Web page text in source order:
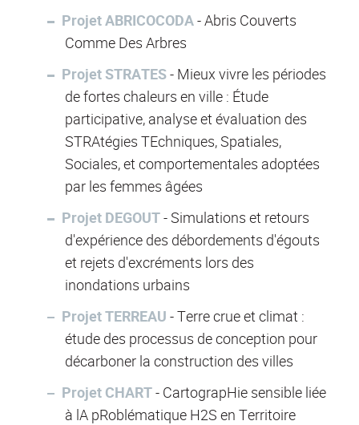
Projet ABRICOCODA- Abris Couverts
Comme Des Arbres
Projet STRATES- Mieux vivre les périodes
de fortes chaleurs en ville : Étude
participative, analyse et évaluation des
STRAtégies TEchniques, Spatiales,
Sociales, et comportementales adoptées
par les femmes âgées
Projet DEGOUT- Simulations et retours
d'expérience des débordements d'égouts
et rejets d'excréments lors des
inondations urbains
Projet TERREAU - Terre crue et climat :
étude des processus de conception pour
décarboner la construction des villes
Projet CHART- CartograpHie sensible liée
à lA pRoblématique H2S en Territoire